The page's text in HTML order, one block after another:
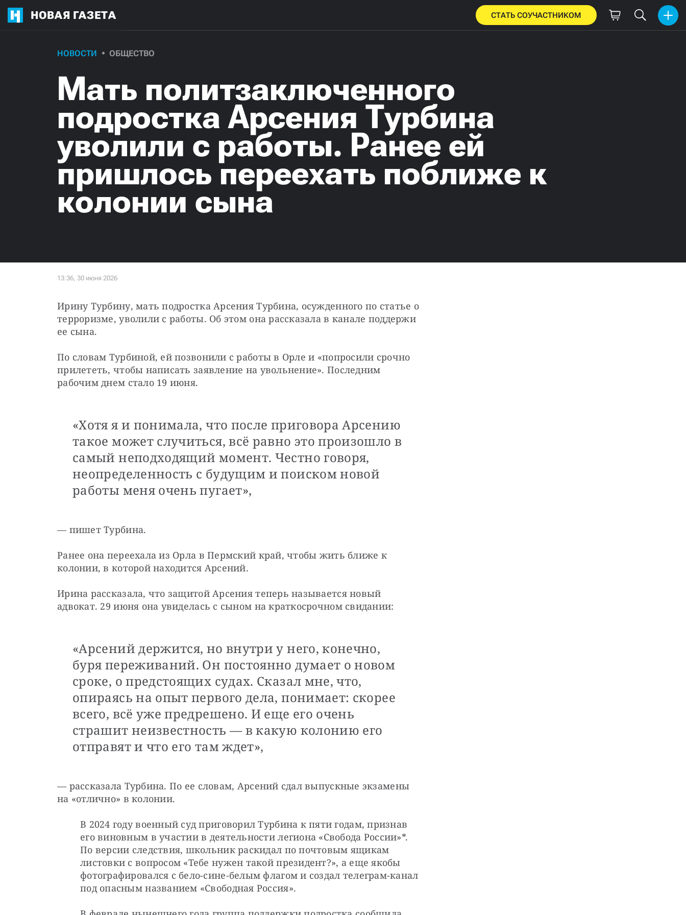
НОВАЯ ГАЗЕТА СТАТЬ СОУЧАСТНИКОМ
НОВОСТИ ОБЩЕСТВО
Мать политзаключенного
подростка Арсения Турбина
уволили с работы. Ранее ей
пришлось переехать поближе к
колонии сына
Ирину Турбину, мать подростка Арсения Турбина, осужденного по статье о
терроризме, уволили с работы. Об этом она рассказала в канале поддержи
ее сына.
По словам Турбиной, ей позвонили с работы в Орле и «попросили срочно
прилететь, чтобы написать заявление на увольнение». Последним
рабочим днем стало 19 июня.
«Хотя я и понимала, что после приговора Арсению
такое может случиться, всё равно это произошло в
самый неподходящий момент. Честно говоря,
неопределенность с будущим и поиском новой
работы меня очень пугает»,
— пишет Турбина.
Ранее она переехала из Орла в Пермский край, чтобы жить ближе к
колонии, в которой находится Арсений.
Ирина рассказала, что защитой Арсения теперь называется новый
адвокат. 29 июня она увиделась с сыном на краткосрочном свидании:
«Арсений держится, но внутри у него, конечно,
буря переживаний. Он постоянно думает о новом
сроке, о предстоящих судах. Сказал мне, что,
опираясь на опыт первого дела, понимает: скорее
всего, всё уже предрешено. И еще его очень
страшит неизвестность — в какую колонию его
отправят и что его там ждет»,
— рассказала Турбина. По ее словам, Арсений сдал выпускные экзамены
на «отлично» в колонии.
В 2024 году военный суд приговорил Турбина к пяти годам, признав
его виновным в участии в деятельности легиона «Свобода России»*.
По версии следствия, школьник раскидал по почтовым ящикам
листовки с вопросом «Тебе нужен такой президент?», а еще якобы
фотографировался с бело-сине-белым флагом и создал телеграм-канал
под опасным названием «Свободная Россия».